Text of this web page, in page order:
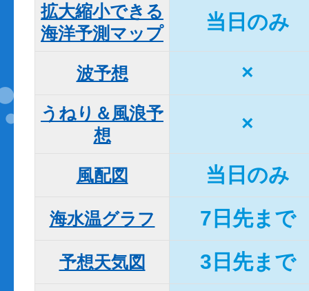
拡大縮小できる
海洋予測マップ
当日のみ
波予想 ×
うねり＆風浪予
想
×
風配図 当日のみ
海水温グラフ 7日先まで
予想天気図 3日先まで